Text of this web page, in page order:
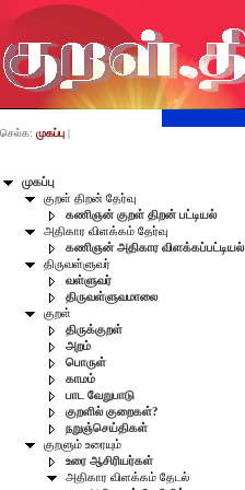
முகப்பு
குறள் திறன் தேர்வு
கணிஞன் குறள் திறன் பட்டியல்
அதிகார விளக்கம் தேர்வு
கணிஞன் அதிகார விளக்கப்பட்டியல்
திருவள்ளுவர்
வள்ளுவர்
திருவள்ளுவமாலை
குறள்
திருக்குறள்
அறம்
பொருள்
காமம்
பாட வேறுபாடு
குறளில் குறைகள்?
நறுஞ்செய்திகள்
குறளும் உரையும்
உரை ஆசிரியர்கள்
அதிகார விளக்கம் தேடல்
செல்க: முகப்பு |